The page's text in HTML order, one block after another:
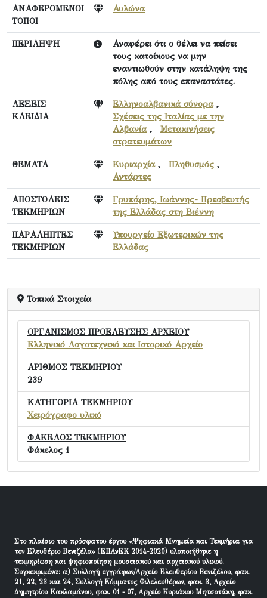
ΑΝΑΦΕΡΟΜΕΝΟΙ
ΤΟΠΟΙ
Αυλώνα
ΠΕΡΙΛΗΨΗ
Αναφέρει ότι ο θέλει να πείσει
τους κατοίκους να μην
εναντιωθούν στην κατάληψη της
πόλης από τους επαναστάτες.
ΛΕΞΕΙΣ
ΚΛΕΙΔΙΑ
Ελληνοαλβανικά σύνορα,
Σχέσεις της Ιταλίας με την
Αλβανία, Μετακινήσεις
στρατευμάτων
ΘΕΜΑΤΑ Κυριαρχία, Πληθυσμός ,
Αντάρτες
ΑΠΟΣΤΟΛΕΙΣ
ΤΕΚΜΗΡΙΩΝ
Γρυπάρης, Ιωάννης- Πρεσβευτής
της Ελλάδας στη Βιέννη
ΠΑΡΑΛΗΠΤΕΣ
ΤΕΚΜΗΡΙΩΝ
Υπουργείο Εξωτερικών της
Ελλάδας
Τοπικά Στοιχεία
ΟΡΓΑΝΙΣΜΟΣ ΠΡΟΕΛΕΥΣΗΣ ΑΡΧΕΙΟΥ
Ελληνικό Λογοτεχνικό και Ιστορικό Αρχείο
ΑΡΙΘΜΟΣ ΤΕΚΜΗΡΙΟΥ
239
ΚΑΤΗΓΟΡΙΑ ΤΕΚΜΗΡΙΟΥ
Χειρόγραφο υλικό
ΦΑΚΕΛΟΣ ΤΕΚΜΗΡΙΟΥ
Φάκελος 1
Στο πλαίσιο του πρόσφατου έργου «Ψηφιακά Μνημεία και Τεκμήρια για
τον Ελευθέριο Βενιζέλο» (ΕΠΑνΕΚ 2014-2020) υλοποιήθηκε η
τεκμηρίωση και ψηφιοποίηση μουσειακού και αρχειακού υλικού.
Συγκεκριμένα: α) Συλλογή εγγράφων/Αρχείο Ελευθερίου Βενιζέλου, φακ.
21, 22, 23 και 24, Συλλογή Κόμματος Φιλελευθέρων, φακ. 3, Αρχείο
Δημητρίου Κακλαμάνου, φακ. 01 - 07, Αρχείο Κυριάκου Μητσοτάκη, φακ.